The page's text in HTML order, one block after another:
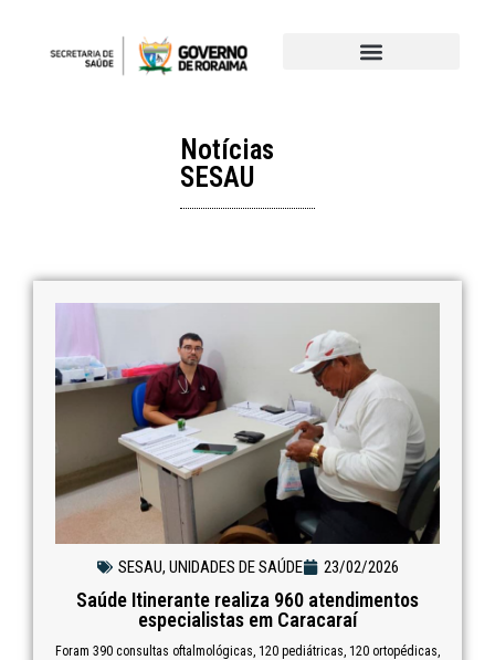
Notícias
SESAU
SESAU, UNIDADES DE SAÚDE 23/02/2026
Saúde Itinerante realiza 960 atendimentos
especialistas em Caracaraí
Foram 390 consultas oftalmológicas, 120 pediátricas, 120 ortopédicas,